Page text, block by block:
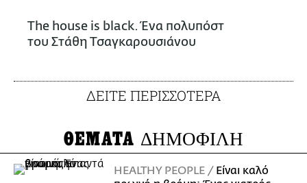
The house is black. Ένα πολυπόστ
του Στάθη Τσαγκαρουσιάνου
ΔΕΙΤΕ ΠΕΡΙΣΣΟΤΕΡΑ
ΘΕΜΑΤΑ ΔΗΜΟΦΙΛΗ
HEALTHY PEOPLE
Είναι καλό